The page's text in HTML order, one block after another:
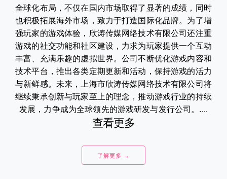
全球化布局，不仅在国内市场取得了显著的成绩，同时
也积极拓展海外市场，致力于打造国际化品牌。为了增
强玩家的游戏体验，欣涛传媒网络技术有限公司还注重
游戏的社交功能和社区建设，力求为玩家提供一个互动
丰富、充满乐趣的虚拟世界。公司不断优化游戏内容和
技术平台，推出各类定期更新和活动，保持游戏的活力
与新鲜感。未来，上海市欣涛传媒网络技术有限公司将
继续秉承创新与玩家至上的理念，推动游戏行业的持续
发展，力争成为全球领先的游戏研发与发行公司。....
查看更多
了解更多 →